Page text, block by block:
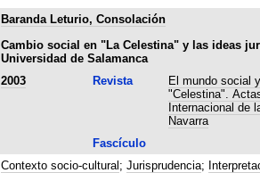
Baranda Leturio, Consolación
Cambio social en "La Celestina" y las ideas
Universidad de Salamanca
2003 Revista
El mundo social
"Celestina".
Internacional de
Navarra
Fascículo
Contexto socio-cultural ; Jurisprudencia;